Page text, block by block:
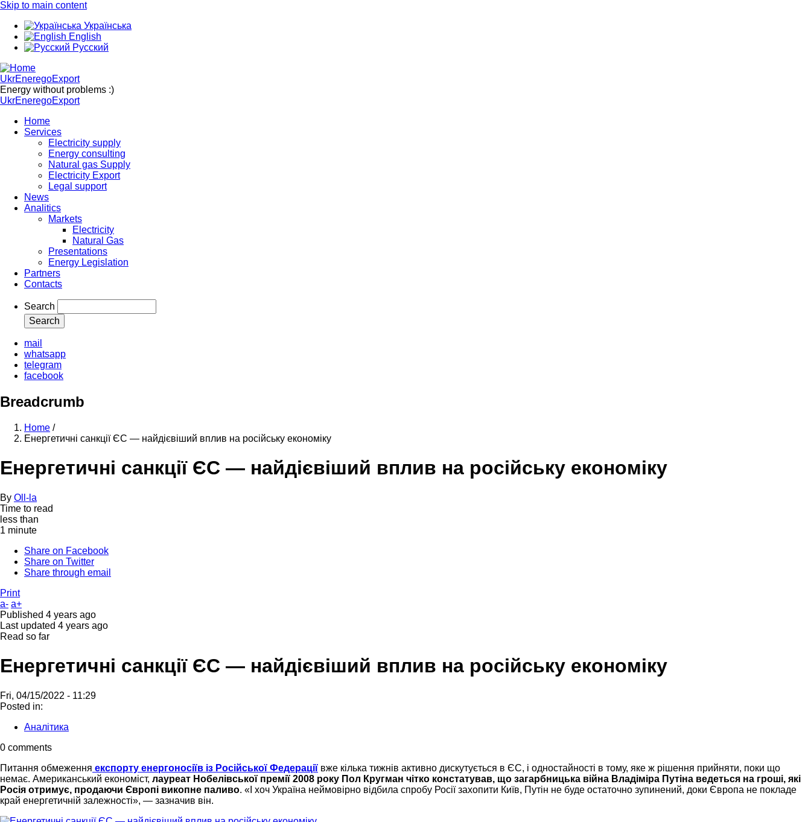
Skip to main content
Українська
English
Русский
UkrEneregoExport
Energy without problems :)
UkrEneregoExport
Home
Services
Electricity supply
Energy consulting
Natural gas Supply
Electricity Export
Legal support
News
Analitics
Markets
Electricity
Natural Gas
Presentations
Energy Legislation
Partners
Contacts
Search
mail
whatsapp
telegram
facebook
Breadcrumb
Home /
Енергетичні санкції ЄС — найдієвіший вплив на російську економіку
Енергетичні санкції ЄС — найдієвіший вплив на російську економіку
By Oll-la
Time to read
less than
1 minute
Share on Facebook
Share on Twitter
Share through email
Print
a- a+
Published 4 years ago
Last updated 4 years ago
Read so far
Енергетичні санкції ЄС — найдієвіший вплив на російську економіку
Fri, 04/15/2022 - 11:29
Posted in:
Аналітика
0 comments
Питання обмеження експорту енергоносіїв із Російської Федерації вже кілька тижнів активно дискутується в ЄС, і одностайності в тому, яке ж рішення прийняти, поки що
немає. Американський економіст, лауреат Нобелівської премії 2008 року Пол Кругман чітко констатував, що загарбницька війна Владіміра Путіна ведеться на гроші, які
Росія отримує, продаючи Європі викопне паливо. «І хоч Україна неймовірно відбила спробу Росії захопити Київ, Путін не буде остаточно зупинений, доки Європа не покладе
край енергетичній залежності», — зазначив він.